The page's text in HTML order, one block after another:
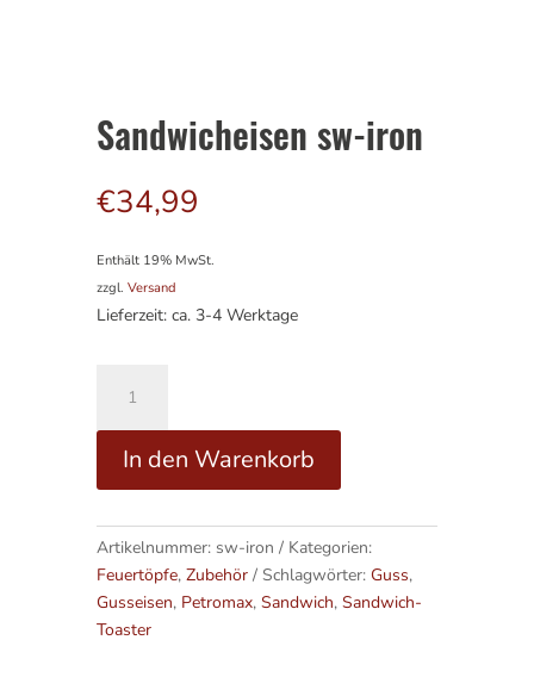
Sandwicheisen sw-iron
€34,99
Enthält 19% MwSt.
zzgl. Versand
Lieferzeit: ca. 3-4 Werktage
iron
MengeIn den Warenkorb
e
r
n
a
Artikelnummer: sw-iron
Kategorien:
Feuertöpfe, Zubehör Schlagwörter: Guss,
Gusseisen, Petromax, Sandwich, Sandwich-
Toaster